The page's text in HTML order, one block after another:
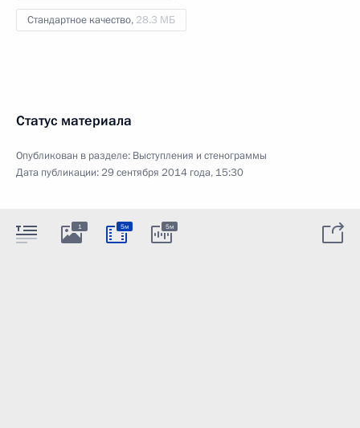
Стандартное качество, 28.3 МБ
Статус материала
Опубликован в разделе: Выступления и стенограммы
Дата публикации:29 сентября 2014 года, 15:30
1 5м 5м